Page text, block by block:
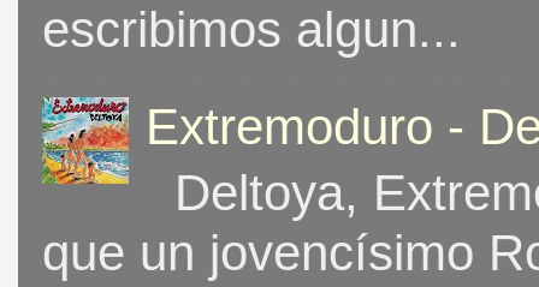
escribimos algun...
Extremoduro -
Deltoya,
que un jovencísimo